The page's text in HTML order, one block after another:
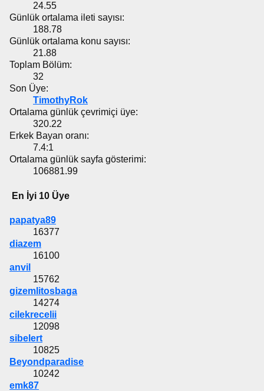
24.55
Günlük ortalama ileti sayısı:
188.78
Günlük ortalama konu sayısı:
21.88
Toplam Bölüm:
32
Son Üye:
TimothyRok
Ortalama günlük çevrimiçi üye:
320.22
Erkek Bayan oranı:
7.4:1
Ortalama günlük sayfa gösterimi:
106881.99
En İyi 10 Üye
papatya89
16377
diazem
16100
anvil
15762
gizemlitosbaga
14274
cilekrecelii
12098
sibelert
10825
Beyondparadise
10242
emk87